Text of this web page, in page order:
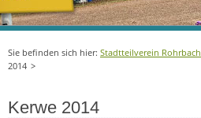
Stadtteilverein Rohrbach
2014
Kerwe 2014